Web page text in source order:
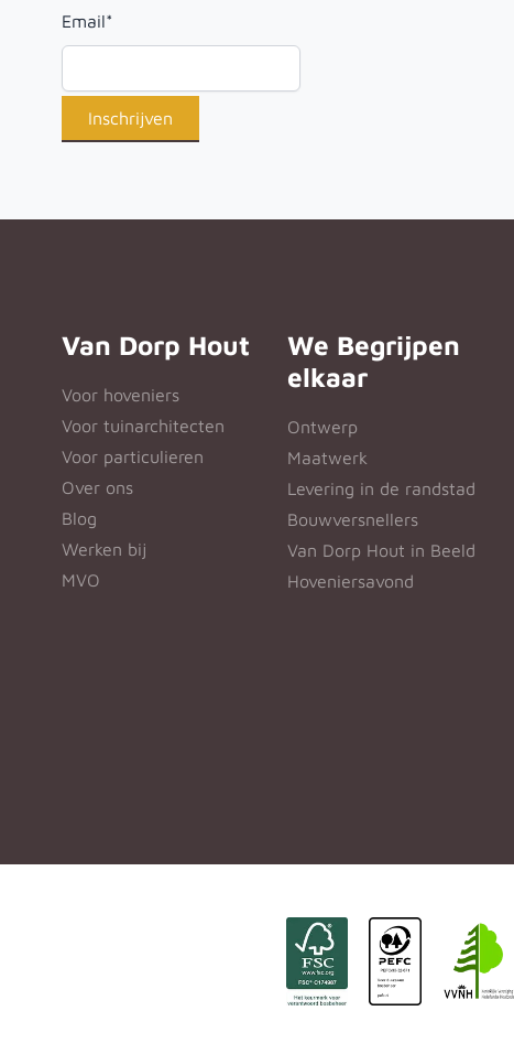
Email*
Van Dorp Hout
Voor hoveniers
Voor tuinarchitecten
Voor particulieren
Over ons
Blog
Werken bij
MVO
We Begrijpen
elkaar
Ontwerp
Maatwerk
Levering in de randstad
Bouwversnellers
Van Dorp Hout in Beeld
Hoveniersavond